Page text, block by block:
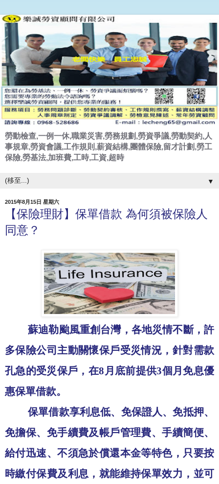
勞動檢查,一例一休,職業災害,勞務規劃,勞資爭議,勞動契約,人
事規章,勞資會議,工作規則,薪資結構,團體保險,留才計劃,勞工
保險,勞基法,加班費,工時,工資,超時
▼
2015年8月15日 星期六
【保險理財】保單借款 為何須被保險人
同意？
蘇迪勒颱風重創台灣，各地災情不斷，許
多保險公司主動關懷保戶受災情況，針對需款
孔急的受災保戶，在8月底前提供3個月免息優
惠保單借款。
保單借款享利息低、免保證人、免抵押、
免擔保、免手續費及帳戶管理費、手續簡便、
給付迅速、不須急於償還本金等特色，只要按
時繳付保費及利息，就能維持保單效力，並可